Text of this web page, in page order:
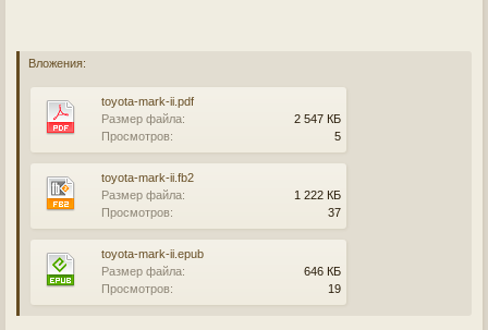
Вложения:
toyota-mark-ii.pdf
Размер файла:
2 547 КБ
Просмотров:
5
toyota-mark-ii.fb2
Размер файла:
1 222 КБ
Просмотров:
37
toyota-mark-ii.epub
Размер файла:
646 КБ
Просмотров:
19